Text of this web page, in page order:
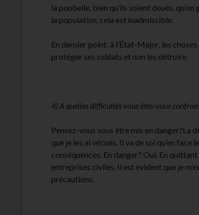
la poubelle, bien qu’ils soient doués,
la population, cela est inadmissible.
En dernier point: à l’État-Major, les
protéger ses soldats et non les détruire.
4) A quelles difficultés vous êtes-vous
Pensez-vous vous être mis en danger?La
que je les ai vécues. Il va de soi qu’en face
conséquences. En danger? Oui. En
entreprises civiles. Il est évident que je
précautions.